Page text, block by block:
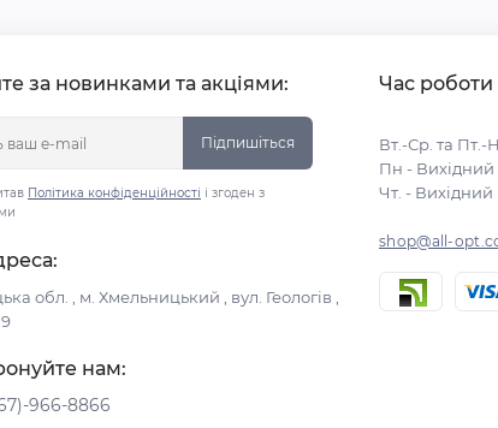
за новинками та акціями:
Підпишіться
Політика конфіденційності і згоден з
обл. , м. Хмельницький , вул. Геологів ,
нам:
966-8866
Час роботи
Вт.-Ср. та Пт.-
Пн - Вихідний
Чт. - Вихідний
shop@all-